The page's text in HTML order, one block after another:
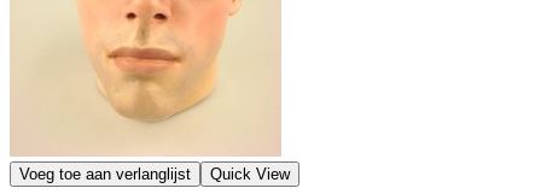
Voeg toe aan verlanglijst Quick View